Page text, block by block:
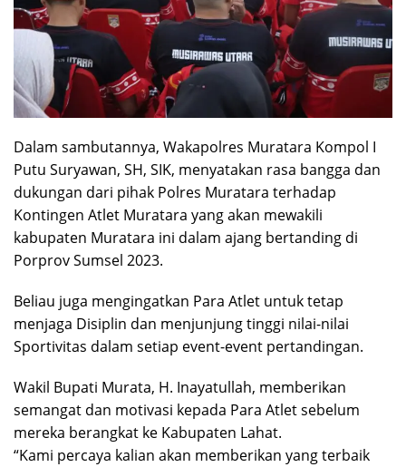
Dalam sambutannya, Wakapolres Muratara Kompol I
Putu Suryawan, SH, SIK, menyatakan rasa bangga dan
dukungan dari pihak Polres Muratara terhadap
Kontingen Atlet Muratara yang akan mewakili
kabupaten Muratara ini dalam ajang bertanding di
Porprov Sumsel 2023.
Beliau juga mengingatkan Para Atlet untuk tetap
menjaga Disiplin dan menjunjung tinggi nilai-nilai
Sportivitas dalam setiap event-event pertandingan.
Wakil Bupati Murata, H. Inayatullah, memberikan
semangat dan motivasi kepada Para Atlet sebelum
mereka berangkat ke Kabupaten Lahat.
“Kami percaya kalian akan memberikan yang terbaik